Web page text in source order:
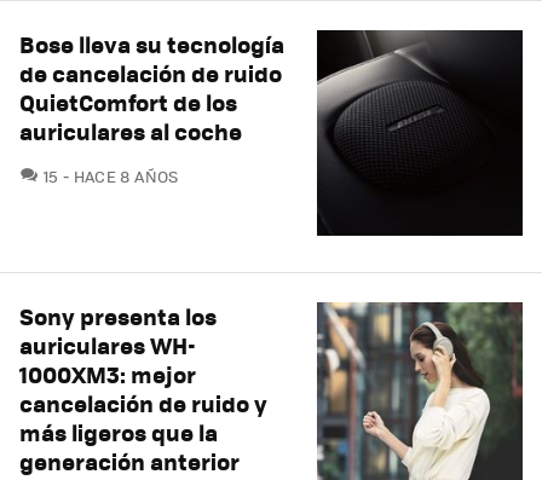
Bose lleva su tecnología
de cancelación de ruido
QuietComfort de los
auriculares al coche
15 COMENTARIOS
HACE 8 AÑOS
Sony presenta los
auriculares WH-
1000XM3: mejor
cancelación de ruido y
más ligeros que la
generación anterior